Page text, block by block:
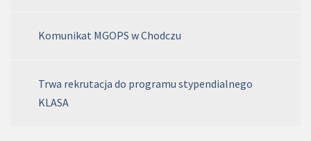
Komunikat MGOPS w Chodczu
Trwa rekrutacja do programu stypendialnego
KLASA